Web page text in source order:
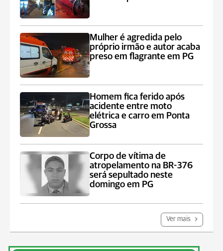
Mulher é agredida pelo
próprio irmão e autor acaba
preso em flagrante em PG
Homem fica ferido após
acidente entre moto
elétrica e carro em Ponta
Grossa
Corpo de vítima de
atropelamento na BR-376
será sepultado neste
domingo em PG
Ver mais